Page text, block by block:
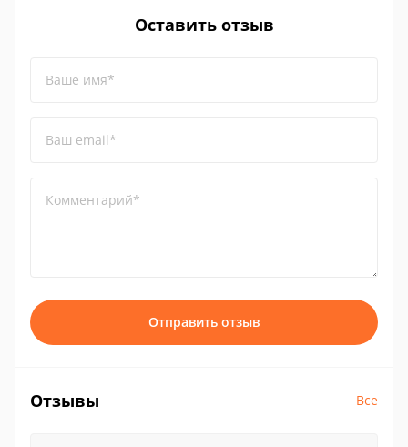
Оставить отзыв
Ваше имя*
Ваш email*
Комментарий*
Отправить отзыв
Отзывы Все